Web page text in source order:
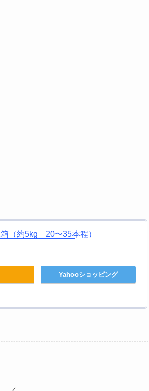
（約5kg 20〜35本程）
Yahooショッピング